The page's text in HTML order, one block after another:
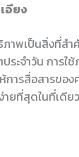
อียง
ภาพเป็นสิ่งที่ส
ประจำวัน การ
การสื่อสารขอ
ยที่สุดในที่เดียว